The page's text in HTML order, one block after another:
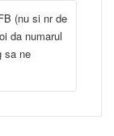
(nu si nr de
da numarul
sa ne